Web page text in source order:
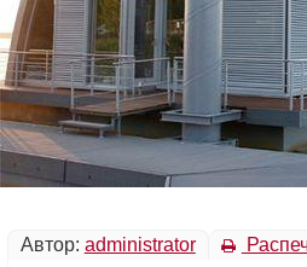
Автор: administrator